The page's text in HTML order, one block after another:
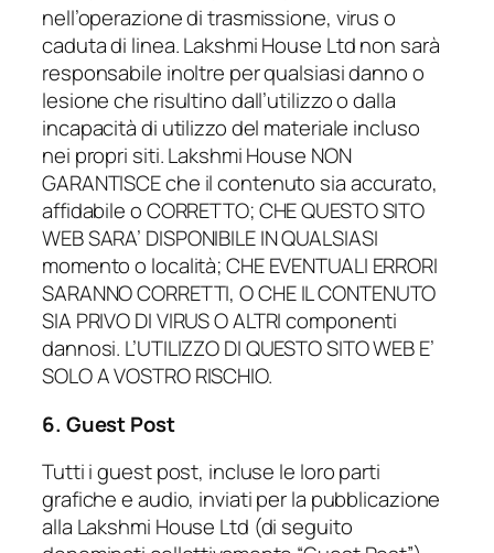
nell’operazione di trasmissione, virus o
caduta di linea. Lakshmi House Ltd non sarà
responsabile inoltre per qualsiasi danno o
lesione che risultino dall’utilizzo o dalla
incapacità di utilizzo del materiale incluso
nei propri siti. Lakshmi House NON
GARANTISCE che il contenuto sia accurato,
affidabile o CORRETTO; CHE QUESTO SITO
WEB SARA’ DISPONIBILE IN QUALSIASI
momento o località; CHE EVENTUALI ERRORI
SARANNO CORRETTI, O CHE IL CONTENUTO
SIA PRIVO DI VIRUS O ALTRI componenti
dannosi. L’UTILIZZO DI QUESTO SITO WEB E’
SOLO A VOSTRO RISCHIO.
6. Guest Post
Tutti i guest post, incluse le loro parti
grafiche e audio, inviati per la pubblicazione
alla Lakshmi House Ltd (di seguito